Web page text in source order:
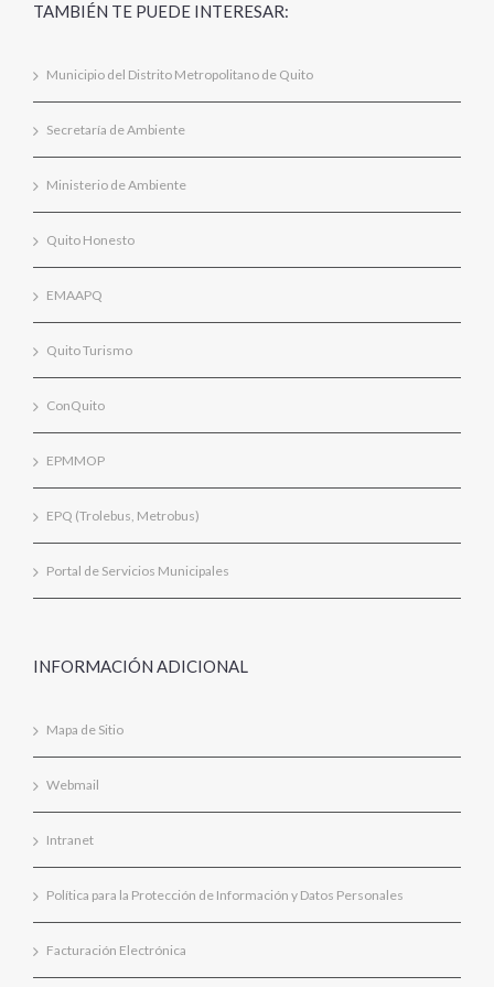
TAMBIÉN TE PUEDE INTERESAR:
Municipio del Distrito Metropolitano de Quito
Secretaría de Ambiente
Ministerio de Ambiente
Quito Honesto
EMAAPQ
Quito Turismo
ConQuito
EPMMOP
EPQ (Trolebus, Metrobus)
Portal de Servicios Municipales
INFORMACIÓN ADICIONAL
Mapa de Sitio
Webmail
Intranet
Política para la Protección de Información y Datos Personales
Facturación Electrónica